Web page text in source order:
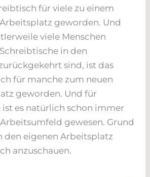
für viele zu einem
geworden. Und
viele Menschen
in den
sind, ist das
für manche zum neuen
geworden. Und für
es natürlich schon immer
gewesen. Grund
den eigenen Arbeitsplatz
anzuschauen.